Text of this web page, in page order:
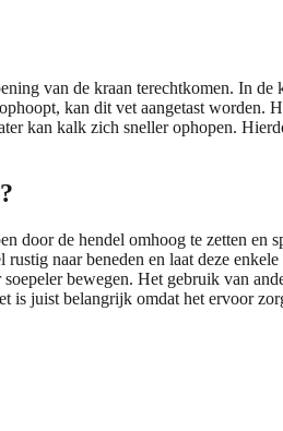
van de kraan terechtkomen. In
kan dit vet aangetast worden.
kan kalk zich sneller ophopen.
door de hendel omhoog te zetten
naar beneden en laat deze
bewegen. Het gebruik van
is juist belangrijk omdat het ervoor